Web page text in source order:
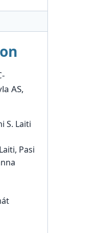
AS,
S. Laiti
Pasi